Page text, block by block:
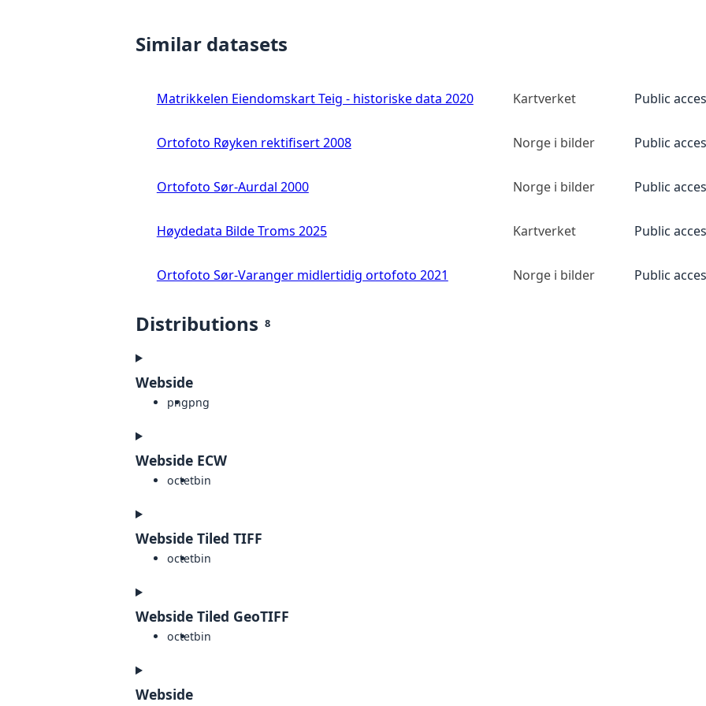
Similar datasets
Matrikkelen Eiendomskart Teig - historiske data 2020 Kartverket Public
Ortofoto Røyken rektifisert 2008 Norge i bilder Public
Ortofoto Sør-Aurdal 2000 Norge i bilder Public
Høydedata Bilde Troms 2025 Kartverket Public
Ortofoto Sør-Varanger midlertidig ortofoto 2021 Norge i bilder Public
Distributions 8
Webside
pngpng
Webside ECW
octetbin
Webside Tiled TIFF
octetbin
Webside Tiled GeoTIFF
octetbin
Webside